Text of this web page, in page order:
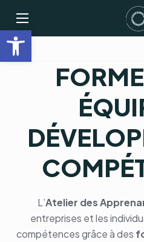
Ouvrir la barre d’outils
L’Atelier des
entreprises et les
compétences grâce à des